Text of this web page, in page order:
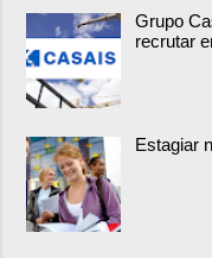
Grupo
recrutar
Estagiar